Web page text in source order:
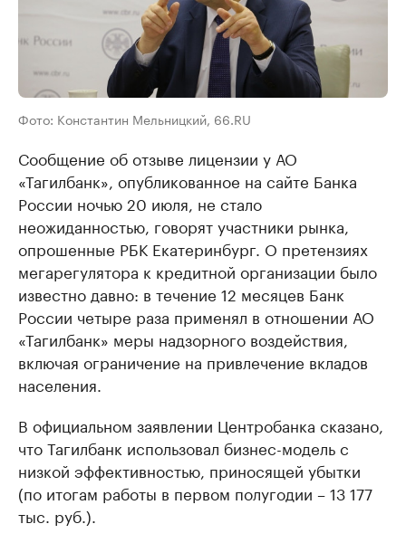
Фото: Константин Мельницкий, 66.RU
Сообщение об отзыве лицензии у АО
«Тагилбанк», опубликованное на сайте Банка
России ночью 20 июля, не стало
неожиданностью, говорят участники рынка,
опрошенные РБК Екатеринбург. О претензиях
мегарегулятора к кредитной организации было
известно давно: в течение 12 месяцев Банк
России четыре раза применял в отношении АО
«Тагилбанк» меры надзорного воздействия,
включая ограничение на привлечение вкладов
населения.
В официальном заявлении Центробанка сказано,
что Тагилбанк использовал бизнес-модель с
низкой эффективностью, приносящей убытки
(по итогам работы в первом полугодии – 13 177
тыс. руб.).